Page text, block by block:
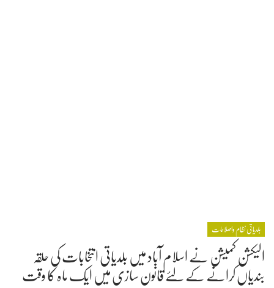
بلدیاتی نظام واصلاحات
الیکشن کمیشن نے اسلام آباد میں بلدیاتی انتخابات کی حلقہ
بندیاں کرانے کے لئے قانون سازی میں ایک ماہ کا وقت